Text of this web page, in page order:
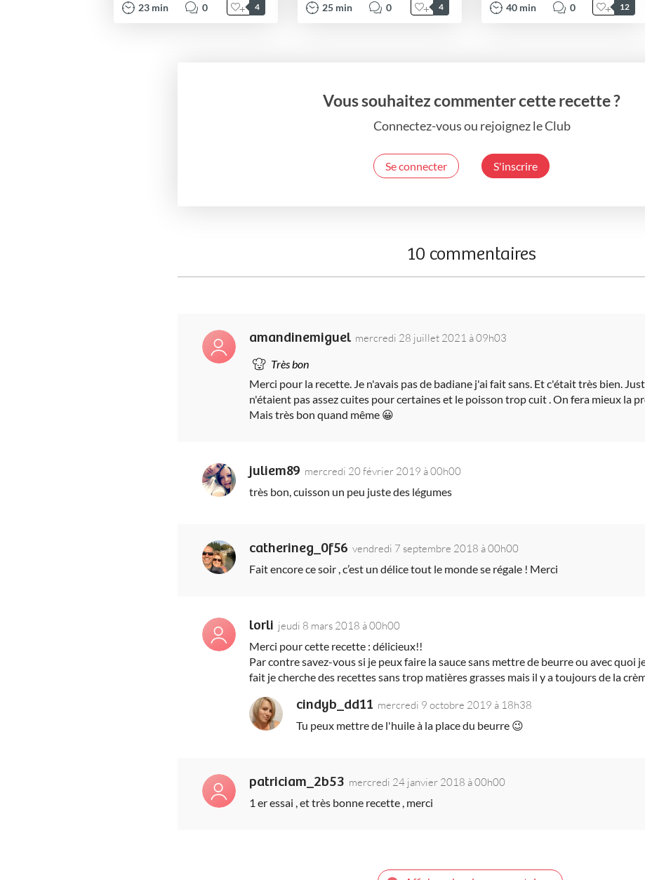
23 min 0 4 25 min 0 4 40 min 0 12
Vous souhaitez commenter cette recette ?
Connectez-vous ou rejoignez le Club
Se connecter S'inscrire
10 commentaires
amandinemiguel mercredi 28 juillet 2021 à 09h03
Très bon
Merci pour la recette. Je n'avais pas de badiane j'ai fait sans. Et c'était très bien.
n'étaient pas assez cuites pour certaines et le poisson trop cuit . On fera mieux la
Mais très bon quand même 😀
juliem89 mercredi 20 février 2019 à 00h00
très bon, cuisson un peu juste des légumes
catherineg_0f56 vendredi 7 septembre 2018 à 00h00
Fait encore ce soir , c’est un délice tout le monde se régale ! Merci
lorli jeudi 8 mars 2018 à 00h00
Merci pour cette recette : délicieux!!
Par contre savez-vous si je peux faire la sauce sans mettre de beurre ou avec quoi
fait je cherche des recettes sans trop matières grasses mais il y a toujours de la
cindyb_dd11 mercredi 9 octobre 2019 à 18h38
Tu peux mettre de l'huile à la place du beurre 😉
patriciam_2b53 mercredi 24 janvier 2018 à 00h00
1 er essai , et très bonne recette , merci